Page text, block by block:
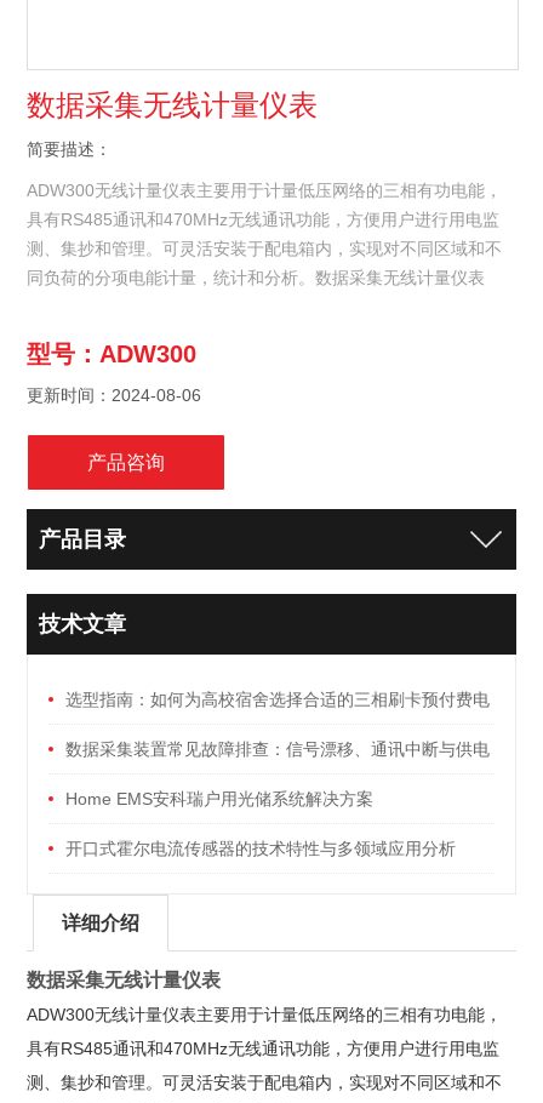
数据采集无线计量仪表
简要描述：
ADW300无线计量仪表主要用于计量低压网络的三相有功电能，
具有RS485通讯和470MHz无线通讯功能，方便用户进行用电监
测、集抄和管理。可灵活安装于配电箱内，实现对不同区域和不
同负荷的分项电能计量，统计和分析。数据采集无线计量仪表
型号：ADW300
更新时间：2024-08-06
产品咨询
产品目录
技术文章
选型指南：如何为高校宿舍选择合适的三相刷卡预付费电
能表数据采集装置常见故障排查：信号漂移、通讯中断与供电
异常Home EMS安科瑞户用光储系统解决方案
开口式霍尔电流传感器的技术特性与多领域应用分析
详细介绍
数据采集无线计量仪表
ADW300无线计量仪表主要用于计量低压网络的三相有功电能，
具有RS485通讯和470MHz无线通讯功能，方便用户进行用电监
测、集抄和管理。可灵活安装于配电箱内，实现对不同区域和不